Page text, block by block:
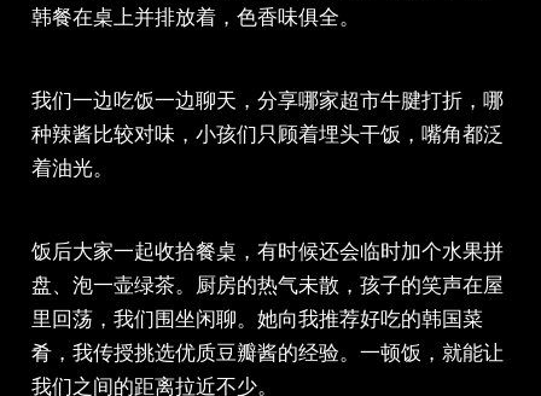
韩餐在桌上并排放着，色香味俱全。
我们一边吃饭一边聊天，分享哪家超市牛腱打折，哪
种辣酱比较对味，小孩们只顾着埋头干饭，嘴角都泛
着油光。
饭后大家一起收拾餐桌，有时候还会临时加个水果拼
盘、泡一壶绿茶。厨房的热气未散，孩子的笑声在屋
里回荡，我们围坐闲聊。她向我推荐好吃的韩国菜
肴，我传授挑选优质豆瓣酱的经验。一顿饭，就能让
我们之间的距离拉近不少。